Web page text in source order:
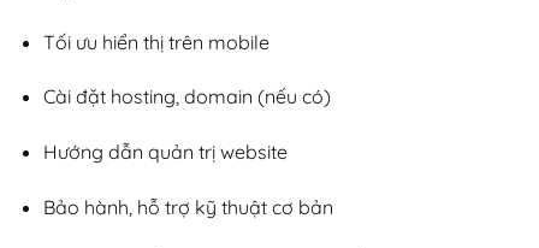
Tối ưu hiển thị trên mobile
Cài đặt hosting, domain (nếu có)
Hướng dẫn quản trị website
Bảo hành, hỗ trợ kỹ thuật cơ bản